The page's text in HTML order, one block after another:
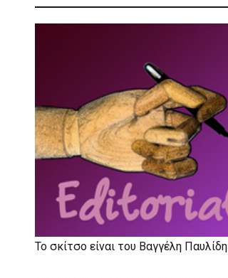
Το σκίτσο είναι του Βαγγέλη Παυλίδη